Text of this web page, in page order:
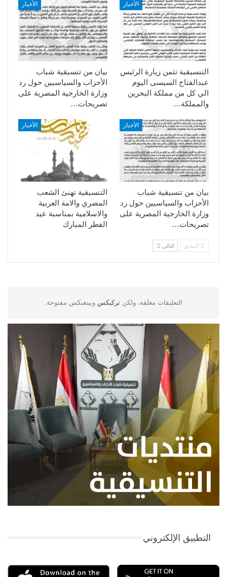
الأخبار
بيان من تنسيقية شباب
الأحزاب والسياسيين حول رد
وزارة الخارجية المصرية على
تصريحات…
الأخبار
التنسيقية تثمن زيارة الرئيس
عبدالفتاح السيسى اليوم
الي كل من مملكة البحرين
والمملكة…
الأخبار
التنسيقية تهنئ الشعب
المصري والامة العربية
والاسلامية بمناسبة عيد
الفطر المبارك
الأخبار
بيان من تنسيقية شباب
الأحزاب والسياسيين حول رد
وزارة الخارجية المصرية على
تصريحات…
السابق التالي
التعليقات مغلقة، ولكن تركبكس وبينغبكس مفتوحة.
التطبيق الإلكتروني